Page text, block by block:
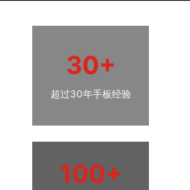
30+
超过30年手板经验
100+